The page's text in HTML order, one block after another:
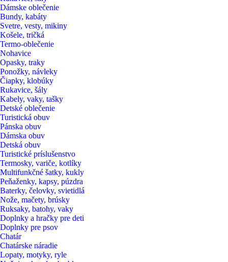
Dámske oblečenie
Bundy, kabáty
Svetre, vesty, mikiny
Košele, tričká
Termo-oblečenie
Nohavice
Opasky, traky
Ponožky, návleky
Čiapky, klobúky
Rukavice, šály
Kabely, vaky, tašky
Detské oblečenie
Turistická obuv
Pánska obuv
Dámska obuv
Detská obuv
Turistické príslušenstvo
Termosky, variče, kotlíky
Multifunkčné šatky, kukly
Peňaženky, kapsy, púzdra
Baterky, čelovky, svietidlá
Nože, mačety, brúsky
Ruksaky, batohy, vaky
Doplnky a hračky pre deti
Doplnky pre psov
Chatár
Chatárske náradie
Lopaty, motyky, ryle